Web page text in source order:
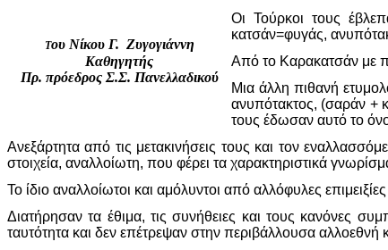
Του Νίκου Γ. Ζυγογιάννη
Καθηγητής
Πρ. πρόεδρος Σ.Σ. Πανελλαδικού
Οι Τούρκοι τους
κατσάν=φυγάς,
Από το Καρακατσάν με
Μια άλλη πιθανή
ανυπότακτος, (σαράν +
τους έδωσαν αυτό το
Ανεξάρτητα από τις μετακινήσεις τους και τον
στοιχεία, αναλλοίωτη, που φέρει τα χαρακτηριστικά
Το ίδιο αναλλοίωτοι και αμόλυντοι από αλλόφυλες
Διατήρησαν τα έθιμα, τις συνήθειες και τους κανόνες
ταυτότητα και δεν επέτρεψαν στην περιβάλλουσα αλλοεθνή